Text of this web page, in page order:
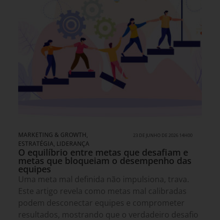
MARKETING & GROWTH,
ESTRATÉGIA, LIDERANÇA
23 DE JUNHO DE 2026 14H00
O equilíbrio entre metas que desafiam e
metas que bloqueiam o desempenho das
equipes
Uma meta mal definida não impulsiona, trava.
Este artigo revela como metas mal calibradas
podem desconectar equipes e comprometer
resultados, mostrando que o verdadeiro desafio